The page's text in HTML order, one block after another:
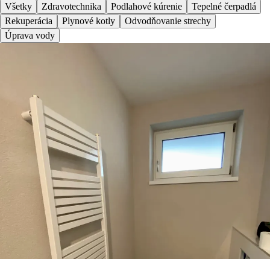
Všetky Zdravotechnika Podlahové kúrenie
Tepelné čerpadlá
Rekuperácia
Plynové kotly
Odvodňovanie strechy
Úprava vody